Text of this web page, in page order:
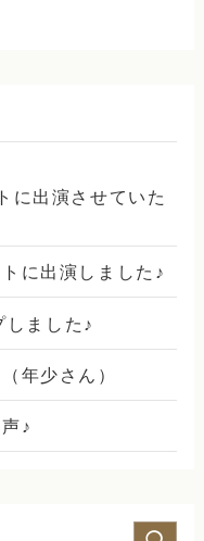
に出演させていた
に出演しました♪
ました♪
年少さん）
♪